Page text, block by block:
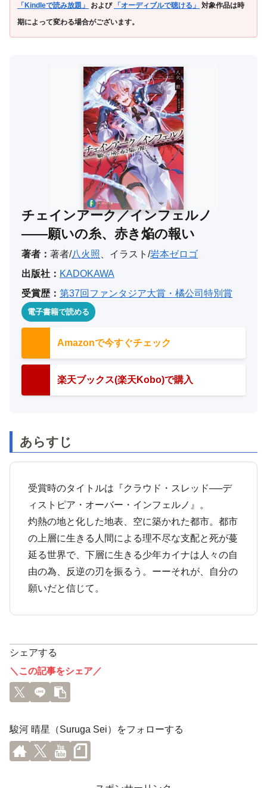
「Kindleで読み放題」 および 「オーディブルで聴ける」
対象作品は時
期によって変わる場合がございます。
チェインアーク／インフェルノ
――願いの糸、赤き焔の報い
著者： 著者/八火照 、イラスト/岩本ゼロゴ
出版社： KADOKAWA
受賞歴： 第37回ファンタジア大賞・橘公司特別賞
電子書籍で読める
Amazonで今すぐチェック
楽天ブックス(楽天Kobo)で購入
あらすじ
受賞時のタイトルは『クラウド・スレッド──デ
ィストピア・オーバー・インフェルノ』。
灼熱の地と化した地表、空に築かれた都市。都市
の上層に生きる人間による理不尽な支配と死が蔓
延る世界で、下層に生きる少年カイナは人々の自
由の為、反逆の刃を振るう。ーーそれが、自分の
願いだと信じて。
シェアする
＼この記事をシェア／
駿河 晴星（Suruga Sei）をフォローする